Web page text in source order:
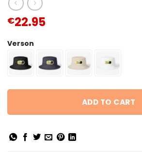
€22.95
Verson
ADD TO CART